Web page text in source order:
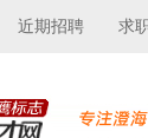
近期招聘 求